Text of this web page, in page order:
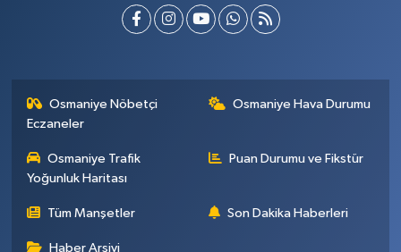
Osmaniye Nöbetçi
Eczaneler
Osmaniye Hava Durumu
Osmaniye Trafik
Yoğunluk Haritası
Puan Durumu ve Fikstür
Tüm Manşetler Son Dakika Haberleri
Haber Arşivi